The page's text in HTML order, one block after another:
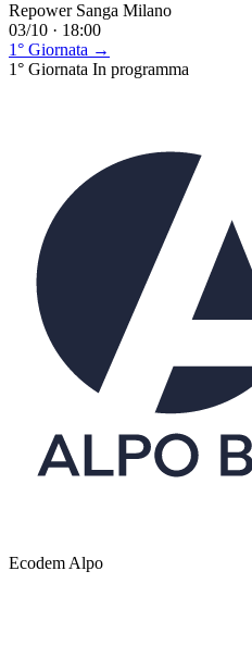
Repower Sanga Milano
03/10 · 18:00
1° Giornata →
1° Giornata In programma
Ecodem Alpo